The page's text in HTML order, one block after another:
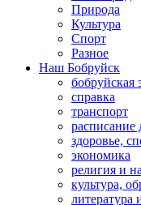
Природа
Культура
Спорт
Разное
Наш Бобруйск
бобруйская
справка
транспорт
расписание
здоровье,
экономика
религия и
культура,
литература